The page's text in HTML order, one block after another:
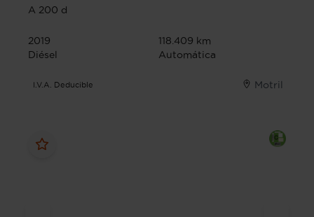
A 200 d
2019
118.409 km
Diésel
Automática
I.V.A. Deducible Motril